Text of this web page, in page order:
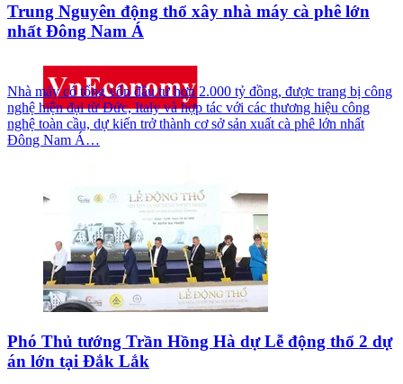
Trung Nguyên động thổ xây nhà máy cà phê lớn
nhất Đông Nam Á
Nhà máy có tổng vốn đầu tư hơn 2.000 tỷ đồng, được trang bị công
nghệ hiện đại từ Đức, Italy và hợp tác với các thương hiệu công
nghệ toàn cầu, dự kiến trở thành cơ sở sản xuất cà phê lớn nhất
Đông Nam Á…
Phó Thủ tướng Trần Hồng Hà dự Lễ động thổ 2 dự
án lớn tại Đắk Lắk